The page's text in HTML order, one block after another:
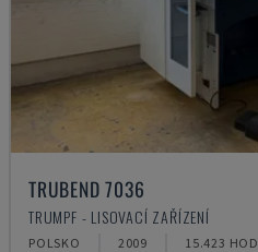
TRUBEND 7036
TRUMPF - LISOVACÍ ZAŘÍZENÍ
POLSKO 2009 15.423 HOD